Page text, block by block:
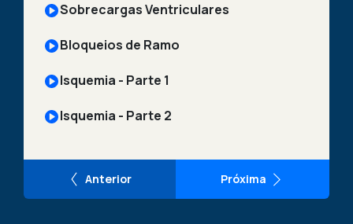
Sobrecargas Ventriculares
Bloqueios de Ramo
Isquemia - Parte 1
Isquemia - Parte 2
Anterior Próxima